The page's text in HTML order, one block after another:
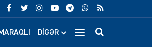
MARAQLI DIGƏR